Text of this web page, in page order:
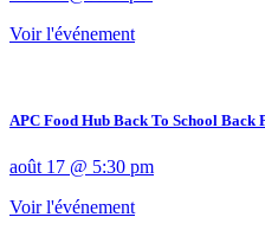
Voir l'événement
APC Food Hub Back To School Back
août 17 @ 5:30 pm
Voir l'événement